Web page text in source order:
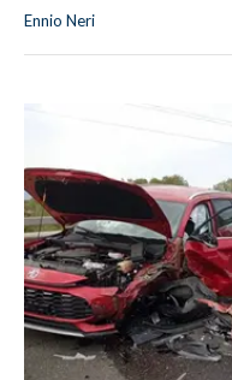
Ennio Neri